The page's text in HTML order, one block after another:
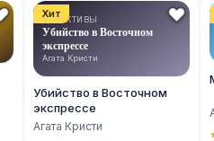
Хит
ДЕТЕКТИВЫ
Убийство в Восточном
экспрессе
Агата Кристи
Убийство в Восточном
экспрессе
Агата Кристи